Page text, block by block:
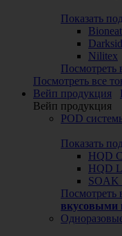
Показать
Bioneat
Nilitex
Посмотреть
Посмотреть все
Вейп продукция
Вейп продукция
POD
Показать
HQD
HQD
SOAK
Посмотреть
вкусовыми